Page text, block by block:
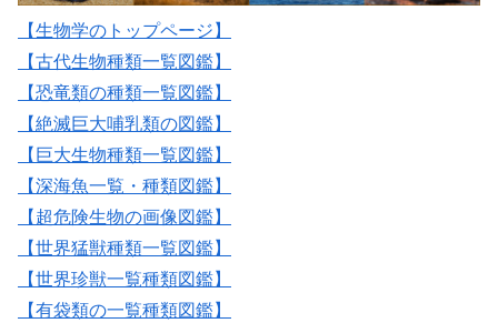
【生物学のトップページ】
【古代生物種類一覧図鑑】
【恐竜類の種類一覧図鑑】
【絶滅巨大哺乳類の図鑑】
【巨大生物種類一覧図鑑】
【深海魚一覧・種類図鑑】
【超危険生物の画像図鑑】
【世界猛獣種類一覧図鑑】
【世界珍獣一覧種類図鑑】
【有袋類の一覧種類図鑑】